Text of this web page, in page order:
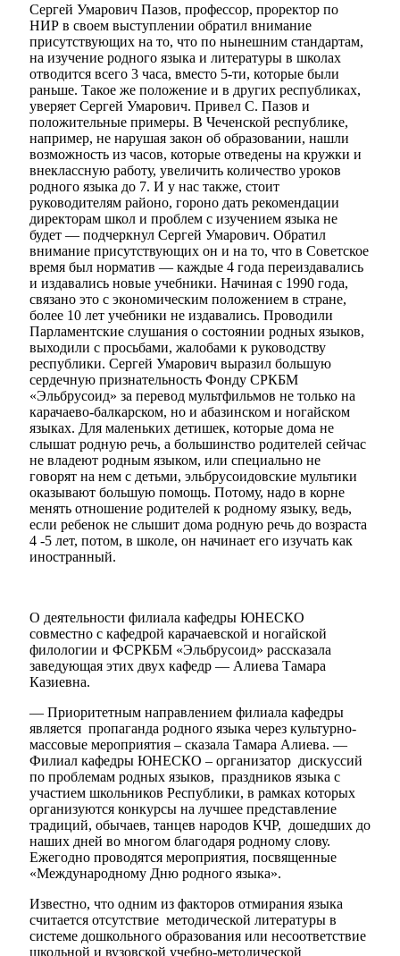
Сергей Умарович Пазов, профессор, проректор по
НИР в своем выступлении обратил внимание
присутствующих на то, что по нынешним стандартам,
на изучение родного языка и литературы в школах
отводится всего 3 часа, вместо 5-ти, которые были
раньше. Такое же положение и в других республиках,
уверяет Сергей Умарович. Привел С. Пазов и
положительные примеры. В Чеченской республике,
например, не нарушая закон об образовании, нашли
возможность из часов, которые отведены на кружки и
внеклассную работу, увеличить количество уроков
родного языка до 7. И у нас также, стоит
руководителям районо, гороно дать рекомендации
директорам школ и проблем с изучением языка не
будет — подчеркнул Сергей Умарович. Обратил
внимание присутствующих он и на то, что в Советское
время был норматив — каждые 4 года переиздавались
и издавались новые учебники. Начиная с 1990 года,
связано это с экономическим положением в стране,
более 10 лет учебники не издавались. Проводили
Парламентские слушания о состоянии родных языков,
выходили с просьбами, жалобами к руководству
республики. Сергей Умарович выразил большую
сердечную признательность Фонду СРКБМ
«Эльбрусоид» за перевод мультфильмов не только на
карачаево-балкарском, но и абазинском и ногайском
языках. Для маленьких детишек, которые дома не
слышат родную речь, а большинство родителей сейчас
не владеют родным языком, или специально не
говорят на нем с детьми, эльбрусоидовские мультики
оказывают большую помощь. Потому, надо в корне
менять отношение родителей к родному языку, ведь,
если ребенок не слышит дома родную речь до возраста
4 -5 лет, потом, в школе, он начинает его изучать как
иностранный.
О деятельности филиала кафедры ЮНЕСКО
совместно с кафедрой карачаевской и ногайской
филологии и ФСРКБМ «Эльбрусоид» рассказала
заведующая этих двух кафедр — Алиева Тамара
Казиевна.
— Приоритетным направлением филиала кафедры
является пропаганда родного языка через культурно-
массовые мероприятия – сказала Тамара Алиева. —
Филиал кафедры ЮНЕСКО – организатор дискуссий
по проблемам родных языков, праздников языка с
участием школьников Республики, в рамках которых
организуются конкурсы на лучшее представление
традиций, обычаев, танцев народов КЧР, дошедших до
наших дней во многом благодаря родному слову.
Ежегодно проводятся мероприятия, посвященные
«Международному Дню родного языка».
Известно, что одним из факторов отмирания языка
считается отсутствие методической литературы в
системе дошкольного образования или несоответствие
школьной и вузовской учебно-методической